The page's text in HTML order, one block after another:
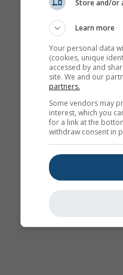
Store and/or
Learn more
Your personal data
(cookies, unique
accessed by and
site. We and our
partners.
Some vendors may
interest, which you
for a link at the
withdraw consent in